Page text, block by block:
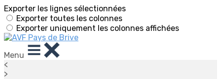
Exporter les lignes sélectionnées
Exporter toutes les colonnes
Exporter uniquement les colonnes affichées
Menu
<
>